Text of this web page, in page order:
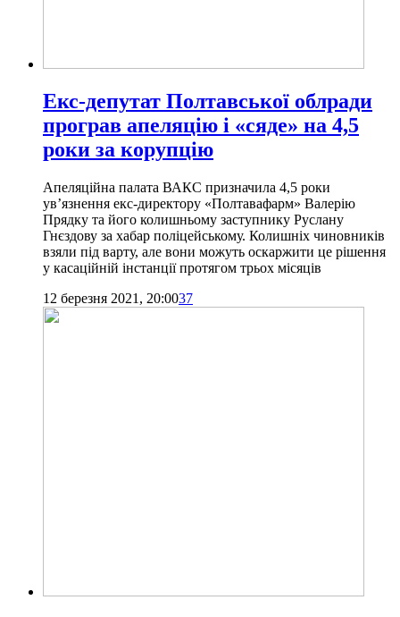
Екс-депутат Полтавської облради
програв апеляцію і «сяде» на 4,5
роки за корупцію
Апеляційна палата ВАКС призначила 4,5 роки
ув’язнення екс-директору «Полтавафарм» Валерію
Прядку та його колишньому заступнику Руслану
Гнєздову за хабар поліцейському. Колишніх чиновників
взяли під варту, але вони можуть оскаржити це рішення
у касаційній інстанції протягом трьох місяців
12 березня 2021, 20:0037